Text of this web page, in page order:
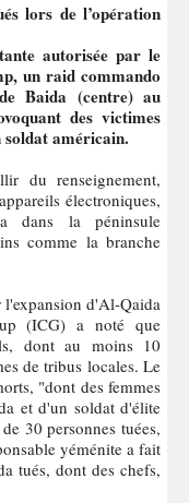
autorisée par le
un raid commando
Baida (centre) au
des victimes
américain.
du renseignement,
électroniques,
dans la péninsule
comme la branche
l'expansion d'Al-Qaida
(ICG) a noté que
dont au moins 10
de tribus locales. Le
"dont des femmes
et d'un soldat d'élite
30 personnes tuées,
yéménite a fait
tués, dont des chefs,